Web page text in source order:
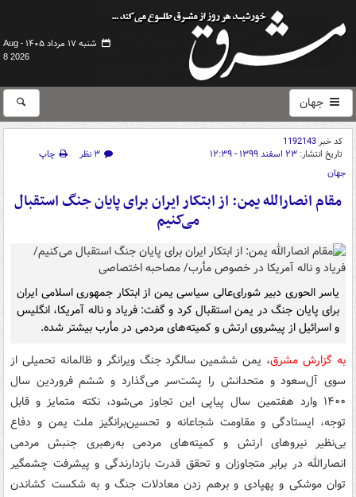
شنبه ۱۷ مرداد ۱۴۰۵ -
Aug
8 2026
جهان
کد خبر1192143
تاریخ انتشار: ۲۳ اسفند ۱۳۹۹ - ۱۲:۳۹ ۳ نظر
چاپ
جهان
مقام انصارالله یمن: از ابتکار ایران برای پایان جنگ استقبال
می‌کنیم
یاسر الحوری دبیر شورای‌عالی سیاسی یمن از ابتکار جمهوری اسلامی ایران
برای پایان جنگ در یمن استقبال کرد و گفت: فریاد و ناله آمریکا، انگلیس
و اسرائیل از پیشروی ارتش و کمیته‌های مردمی در مأرب بیشتر شده.
به گزارش مشرق، یمن ششمین سالگرد جنگ ویرانگر و ظالمانه تحمیلی از
سوی آل‌سعود و متحدانش را پشت‌سر می‌گذارد و ششم فروردین سال
۱۴۰۰ وارد هفتمین سال پیاپی این تجاوز می‌شود، نکته متمایز و قابل
توجه، ایستادگی و مقاومت شجاعانه و تحسین‌برانگیز ملت یمن و دفاع
بی‌نظیر نیروهای ارتش و کمیته‌های مردمی به‌رهبری جنبش مردمی
انصارالله در برابر متجاوزان و تحقق قدرت بازدارندگی و پیشرفت چشمگیر
توان موشکی و پهپادی و برهم زدن معادلات جنگ و به شکست کشاندن